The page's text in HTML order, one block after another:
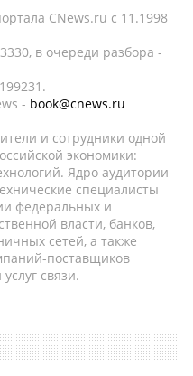
CNews.ru c 11.1998
в очереди разбора -
- book@cnews.ru
и сотрудники одной
экономики:
Ядро аудитории
специалисты
федеральных и
власти, банков,
сетей, а также
поставщиков
связи.